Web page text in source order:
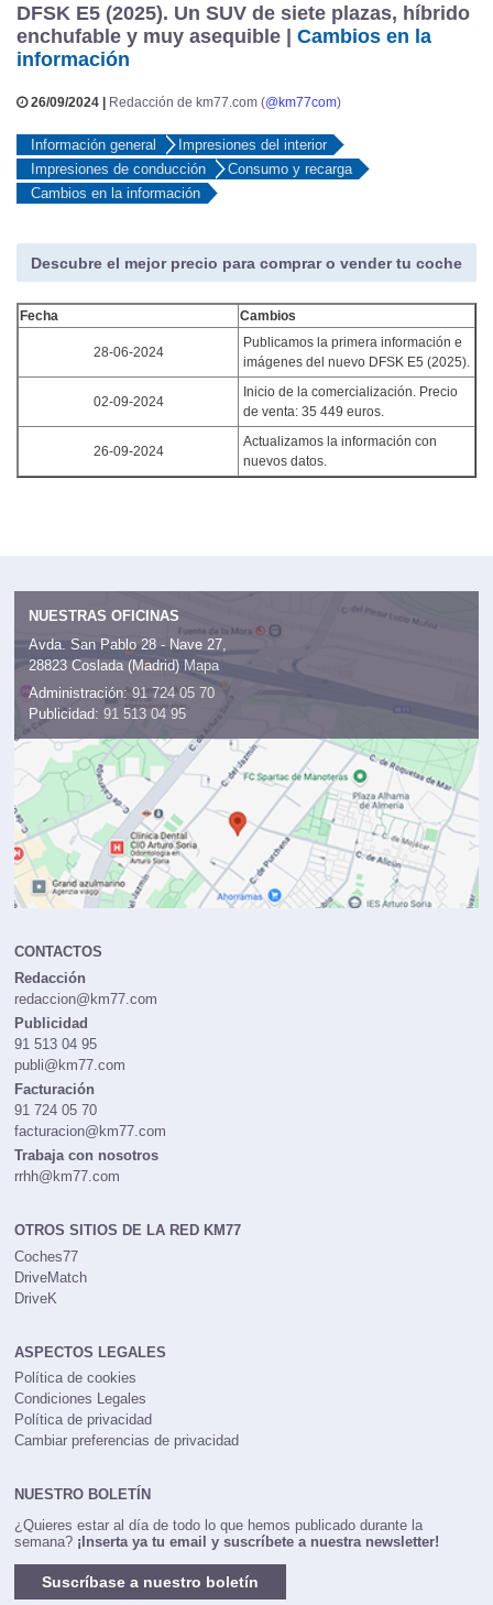
DFSK E5 (2025). Un SUV de siete plazas, híbrido
enchufable y muy asequible | Cambios en la
información
26/09/2024 | Redacción de km77.com (@km77com)
Información general
Impresiones del interior
Impresiones de conducción
Consumo y recarga
Cambios en la información
Descubre el mejor precio para comprar o vender tu coche
Fecha Cambios
28-06-2024
Publicamos la primera información e
imágenes del nuevo DFSK E5 (2025).
02-09-2024
Inicio de la comercialización. Precio
de venta: 35 449 euros.
26-09-2024
Actualizamos la información con
nuevos datos.
NUESTRAS OFICINAS
Avda. San Pablo 28 - Nave 27,
28823 Coslada (Madrid) Mapa
Administración: 91 724 05 70
Publicidad: 91 513 04 95
CONTACTOS
Redacción
redaccion@km77.com
Publicidad
91 513 04 95
publi@km77.com
Facturación
91 724 05 70
facturacion@km77.com
Trabaja con nosotros
rrhh@km77.com
OTROS SITIOS DE LA RED KM77
Coches77
DriveMatch
DriveK
ASPECTOS LEGALES
Política de cookies
Condiciones Legales
Política de privacidad
Cambiar preferencias de privacidad
NUESTRO BOLETÍN
¿Quieres estar al día de todo lo que hemos publicado durante la
semana? ¡Inserta ya tu email y suscríbete a nuestra newsletter!
Suscríbase a nuestro boletín